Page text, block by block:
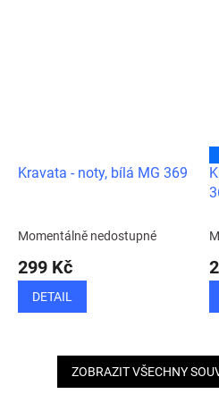
Kravata - noty, bílá MG 369
Momentálně nedostupné
299 Kč
DETAIL
ZOBRAZIT VŠECHNY